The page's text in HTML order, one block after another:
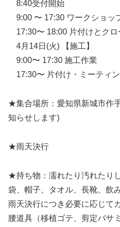
8:40受付開始
9:00 〜 17:30 ワークショッ
17:30〜 18:00 片付けとクロ
4月14日(火) 【施工】
9:00〜 17:30 施工作業
17:30〜 片付け・ミーティ
★集合場所：愛知県新城市作
知らせします)
★雨天決行
★持ち物：濡れたり汚れたり
袋、帽子、タオル、長靴、飲
雨天決行につき必要に応じて
腰道具（移植ゴテ、剪定バサ